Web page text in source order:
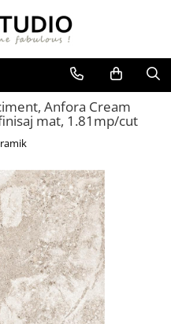
Anfora Cream
mat, 1.81mp/cut